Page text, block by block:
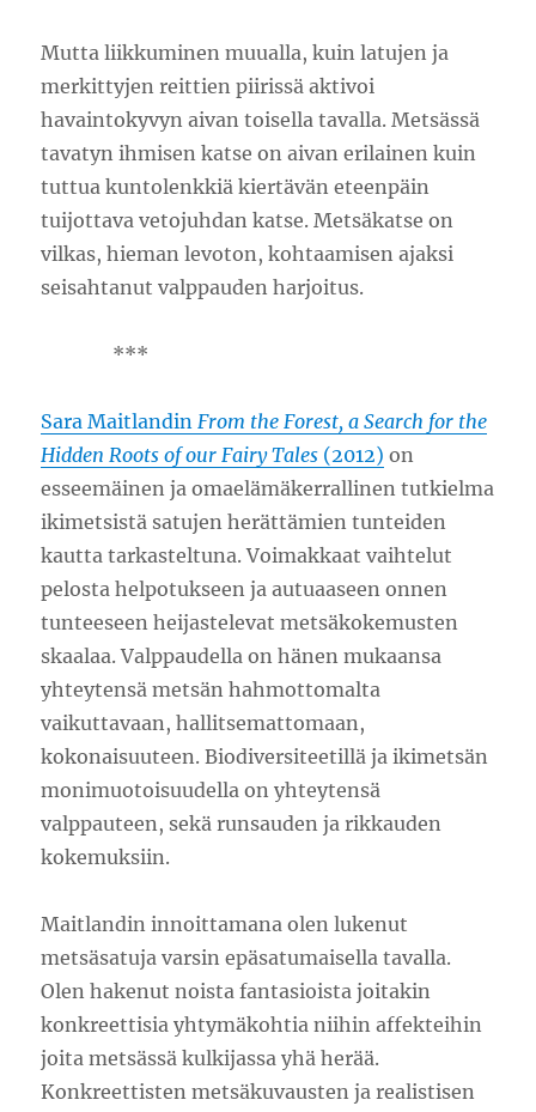
Mutta liikkuminen muualla, kuin latujen ja
merkittyjen reittien piirissä aktivoi
havaintokyvyn aivan toisella tavalla. Metsässä
tavatyn ihmisen katse on aivan erilainen kuin
tuttua kuntolenkkiä kiertävän eteenpäin
tuijottava vetojuhdan katse. Metsäkatse on
vilkas, hieman levoton, kohtaamisen ajaksi
seisahtanut valppauden harjoitus.
***
Sara MaitlandinFrom the Forest, a Search for the
Hidden Roots of our Fairy Tales (2012) on
esseemäinen ja omaelämäkerrallinen tutkielma
ikimetsistä satujen herättämien tunteiden
kautta tarkasteltuna. Voimakkaat vaihtelut
pelosta helpotukseen ja autuaaseen onnen
tunteeseen heijastelevat metsäkokemusten
skaalaa. Valppaudella on hänen mukaansa
yhteytensä metsän hahmottomalta
vaikuttavaan, hallitsemattomaan,
kokonaisuuteen. Biodiversiteetillä ja ikimetsän
monimuotoisuudella on yhteytensä
valppauteen, sekä runsauden ja rikkauden
kokemuksiin.
Maitlandin innoittamana olen lukenut
metsäsatuja varsin epäsatumaisella tavalla.
Olen hakenut noista fantasioista joitakin
konkreettisia yhtymäkohtia niihin affekteihin
joita metsässä kulkijassa yhä herää.
Konkreettisten metsäkuvausten ja realistisen